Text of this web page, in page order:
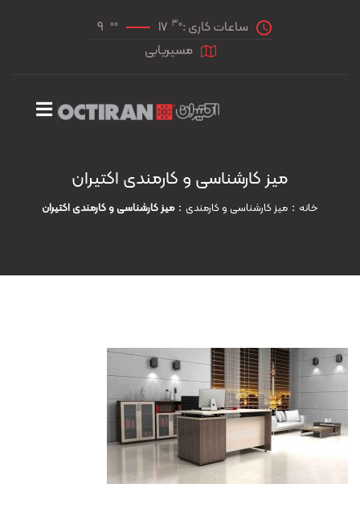
ساعات کاری : 17 30
9 00
مسیریابی
میز کارشناسی و کارمندی اکتیران
خانه میز کارشناسی و کارمندی میز کارشناسی و کارمندی اکتیران